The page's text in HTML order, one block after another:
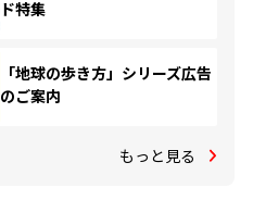
ド特集
「地球の歩き方」シリーズ広告
のご案内
もっと見る